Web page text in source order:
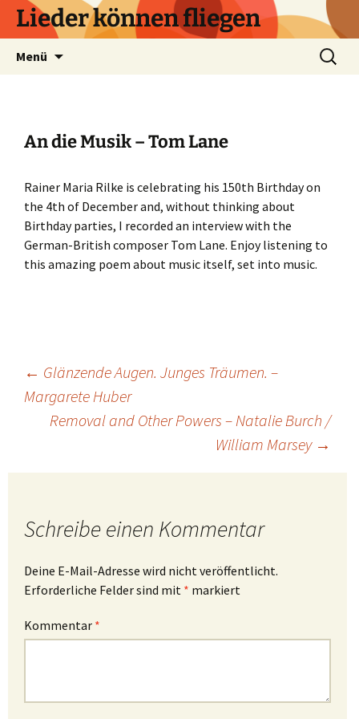
Zum
InhaltLieder können fliegen
Menü
Suchen
nach:
An die Musik – Tom Lane
Rainer Maria Rilke is celebrating his 150th Birthday on
the 4th of December and, without thinking about
Birthday parties, I recorded an interview with the
German-British composer Tom Lane. Enjoy listening to
this amazing poem about music itself, set into music.
Beitragsnavigation
← Glänzende Augen. Junges Träumen. –
Margarete Huber
Removal and Other Powers – Natalie Burch /
William Marsey →
Schreibe einen Kommentar
Deine E-Mail-Adresse wird nicht veröffentlicht.
Erforderliche Felder sind mit * markiert
Kommentar *